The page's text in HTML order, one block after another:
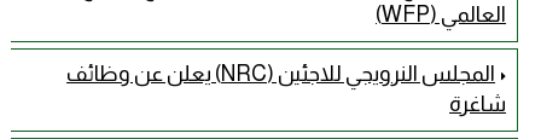
العالمي (WFP)
المجلس النرويجي للاجئين (NRC) يعلن عن وظائف
شاغرة